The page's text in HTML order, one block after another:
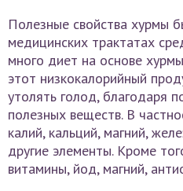
Полезные свойства хурмы
медицинских трактатах
много диет на основе
этот низкокалорийный
утолять голод, благодаря
полезных веществ. В
калий, кальций, магний,
другие элементы. Кроме
витамины, йод, магний,